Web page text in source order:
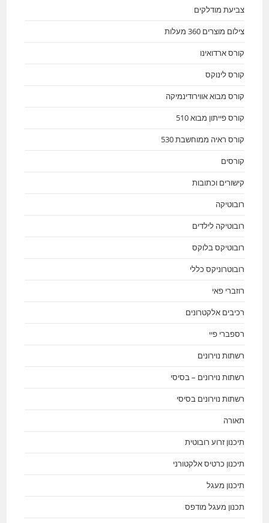
צביעת מודלקים
צילום מוצרים 360 מעלות
קורס ארדואינו
קורס לינוקס
קורס מבוא אווירודינמיקה
קורס פייתון מבוא 510
קורס ראיה ממוחשבת 530
קורסים
קישורים וכתובות
רובוטיקה
רובוטיקה לילדים
רובוטיקס בלוקס
רובוטרוניקס כללי
רוזברי פאי
רכיבים אלקטרונים
רספברי פיי
רשתות נוירונים
רשתות נוירונים – בסיסי
רשתות נוירונים בסיסי
תאורה
תיכנון זרוע רובוטית
תיכנון כרטיס אלקטורני
תיכנון מעגל
תכנון מעגל מודפס